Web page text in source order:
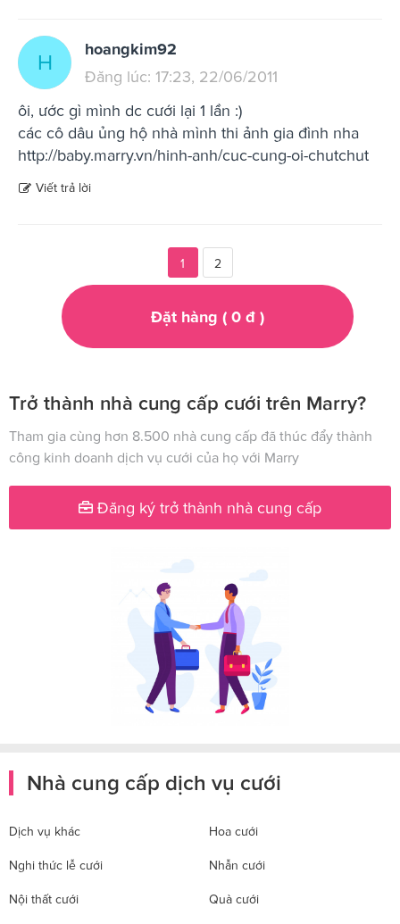
H
hoangkim92
Đăng lúc: 17:23, 22/06/2011
ôi, ước gì mình dc cưới lại 1 lần :)
các cô dâu ủng hộ nhà mình thi ảnh gia đình nha
http://baby.marry.vn/hinh-anh/cuc-cung-oi-chutchut
Viết trả lời
1 2
Đặt hàng ( 0đ )
Trở thành nhà cung cấp cưới trên Marry?
Tham gia cùng hơn 8.500 nhà cung cấp đã thúc đẩy thành
công kinh doanh dịch vụ cưới của họ với Marry
Đăng ký trở thành nhà cung cấp
Nhà cung cấp dịch vụ cưới
Dịch vụ khác Hoa cưới
Nghi thức lễ cưới Nhẫn cưới
Nội thất cưới Quà cưới